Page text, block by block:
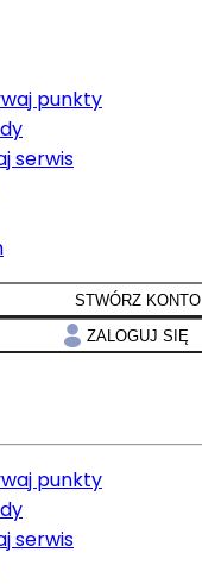
punkty
serwis
STWÓRZ KONTO
ZALOGUJ SIĘ
punkty
serwis